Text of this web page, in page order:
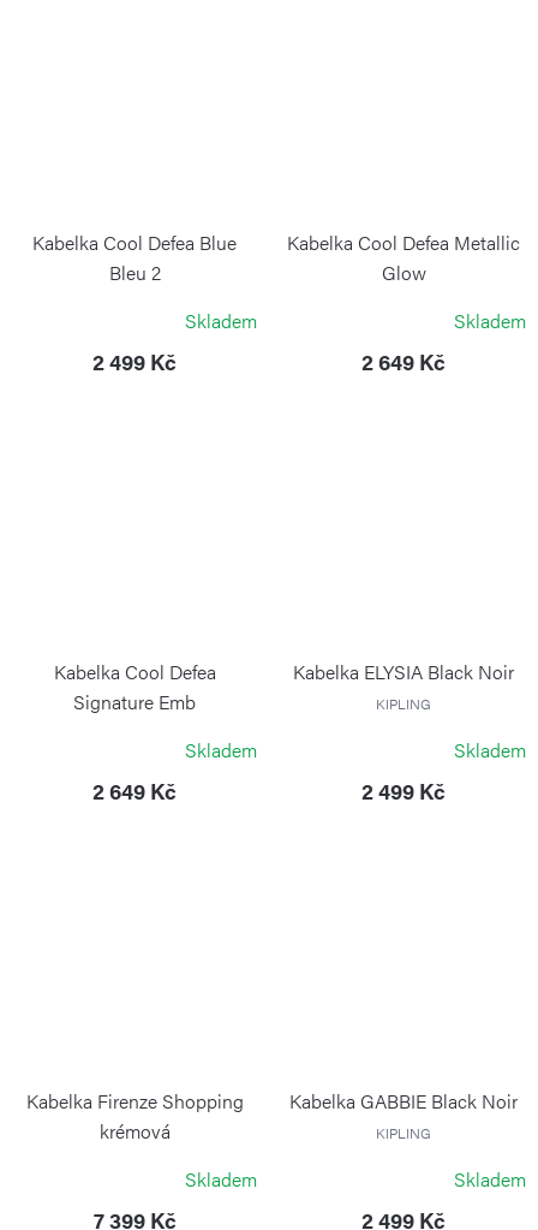
Kabelka Cool Defea Blue
Bleu 2
Skladem
2 499 Kč
Kabelka Cool Defea Metallic
Glow
Skladem
2 649 Kč
Kabelka Cool Defea
Signature Emb
Skladem
2 649 Kč
Kabelka ELYSIA Black Noir
KIPLING
Skladem
2 499 Kč
Kabelka Firenze Shopping
krémová
Skladem
7 399 Kč
Kabelka GABBIE Black Noir
KIPLING
Skladem
2 499 Kč